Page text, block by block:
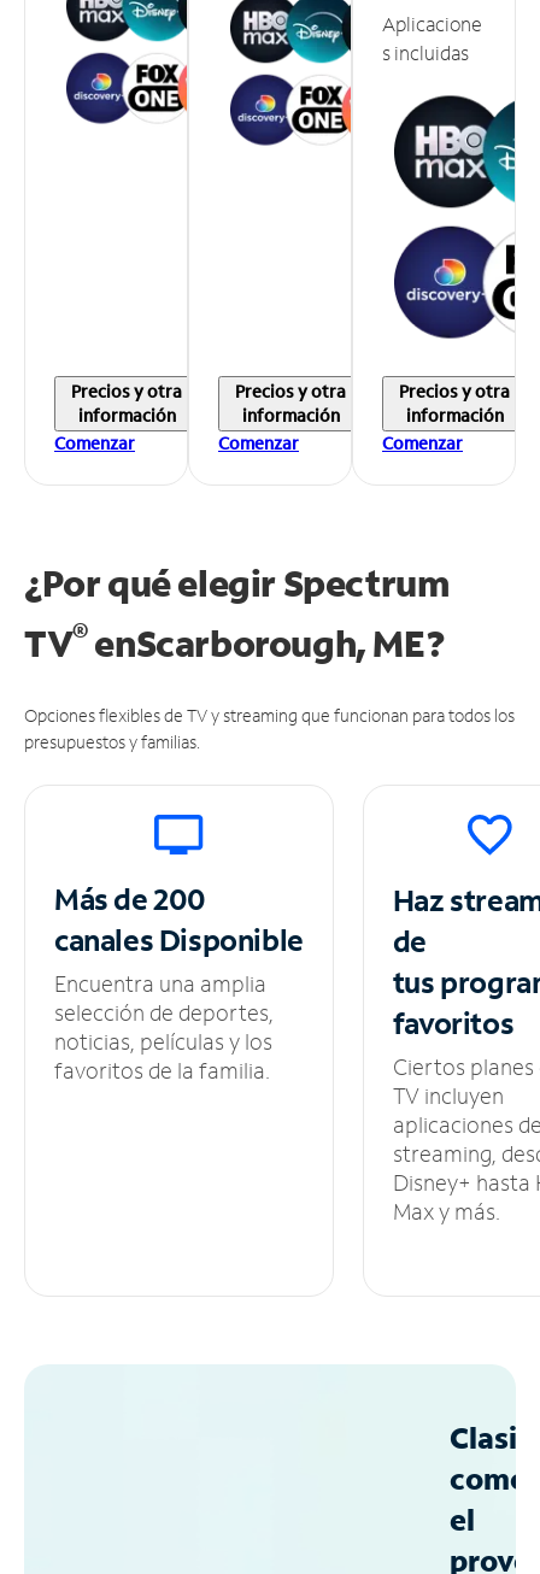
Precios y otra
información
Comenzar
Precios y otra
información
Comenzar
Aplicacione
s incluidas
Precios y otra
información
Comenzar
¿Por qué elegir Spectrum
TV®enScarborough, ME?
Opciones flexibles de TV y streaming que funcionan para todos los
presupuestos y familias.
Más de 200
canalesDisponible
Encuentra una amplia
selección de deportes,
noticias, películas y los
favoritos de la familia.
Haz
de
tus
favoritos
Ciertos planes
TV incluyen
aplicaciones
streaming,
Disney+ hasta
Max y más.
como
el